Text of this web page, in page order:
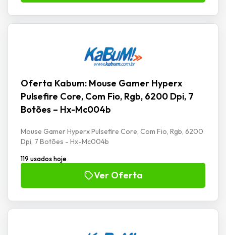
Oferta Kabum: Mouse Gamer Hyperx
Pulsefire Core, Com Fio, Rgb, 6200 Dpi, 7
Botões – Hx-Mc004b
Mouse Gamer Hyperx Pulsefire Core, Com Fio, Rgb, 6200
Dpi, 7 Botões - Hx-Mc004b
119 usados hoje
Ver Oferta